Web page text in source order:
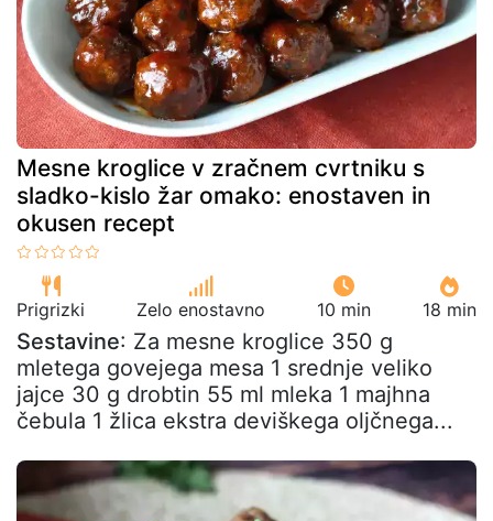
Mesne kroglice v zračnem cvrtniku s
sladko-kislo žar omako: enostaven in
okusen recept
Prigrizki Zelo enostavno 10 min 18 min
Sestavine: Za mesne kroglice 350 g
mletega govejega mesa 1 srednje veliko
jajce 30 g drobtin 55 ml mleka 1 majhna
čebula 1 žlica ekstra deviškega oljčnega...